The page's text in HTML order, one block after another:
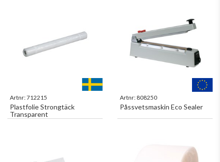
Artnr:712215
Plastfolie Strongtäck
Transparent
Artnr: 808250
Påssvetsmaskin Eco Sealer